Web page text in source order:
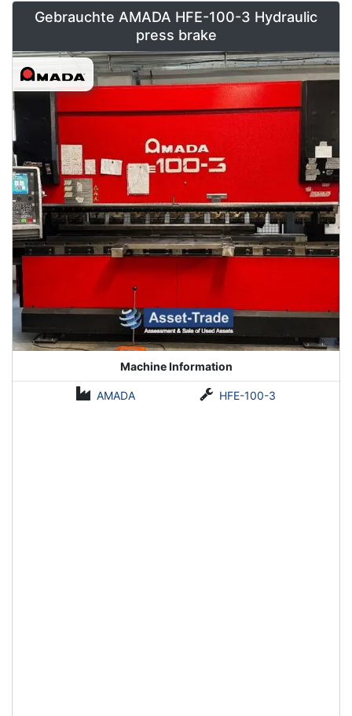
Gebrauchte AMADA HFE-100-3 Hydraulic
press brake
Machine Information
AMADA HFE-100-3